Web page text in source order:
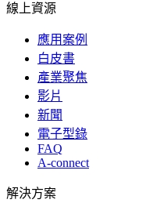
線上資源
應用案例
白皮書
產業聚焦
影片
新聞
電子型錄
FAQ
A-connect
解決方案